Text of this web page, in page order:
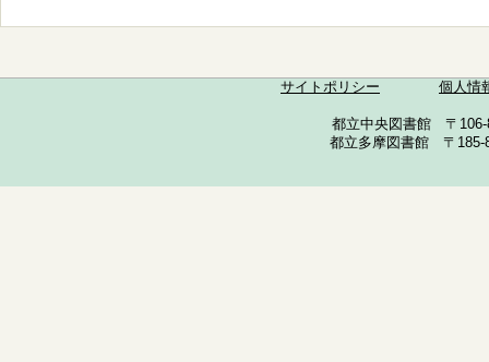
サイトポリシー 個人情
都立中央図書館 〒
都立多摩図書館 〒185-